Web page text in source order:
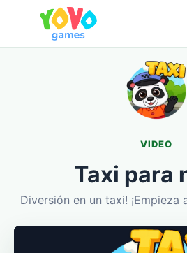
VIDEO
Taxi para
Diversión en un taxi! ¡Empieza